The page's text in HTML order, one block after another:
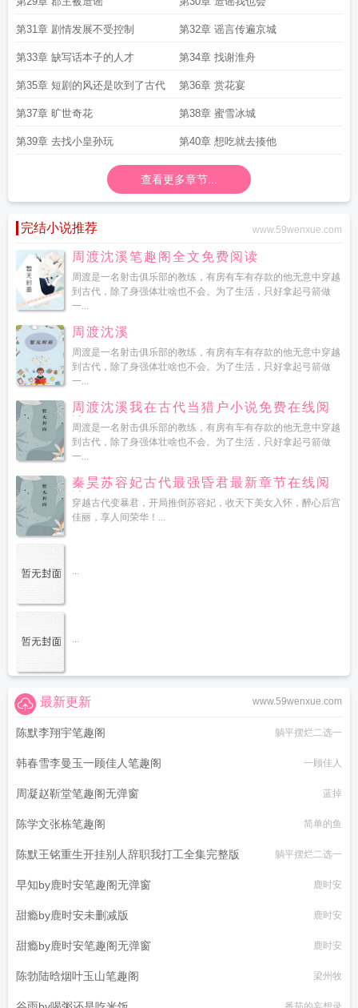
第31章 剧情发展不受控制 第32章 谣言传遍京城
第33章 缺写话本子的人才 第34章 找谢淮舟
第35章 短剧的风还是吹到了古代 第36章 赏花宴
第37章 旷世奇花 第38章 蜜雪冰城
第39章 去找小皇孙玩 第40章 想吃就去揍他
查看更多章节...
完结小说推荐 www.59wenxue.com
周渡沈溪笔趣阁全文免费阅读
周渡是一名射击俱乐部的教练，有房有车有存款的他无意中穿越
到古代，除了身强体壮啥也不会。为了生活，只好拿起弓箭做
一...
周渡沈溪
周渡是一名射击俱乐部的教练，有房有车有存款的他无意中穿越
到古代，除了身强体壮啥也不会。为了生活，只好拿起弓箭做
一...
周渡沈溪我在古代当猎户小说免费在线阅
读
周渡是一名射击俱乐部的教练，有房有车有存款的他无意中穿越
到古代，除了身强体壮啥也不会。为了生活，只好拿起弓箭做
一...
秦昊苏容妃古代最强昏君最新章节在线阅
读
穿越古代变暴君，开局推倒苏容妃，收天下美女入怀，醉心后宫
佳丽，享人间荣华！...
...
...
www.59wenxue.com
最新更新
陈默李翔宇笔趣阁 躺平摆烂二选一
韩春雪李曼玉一顾佳人笔趣阁 一顾佳人
周凝赵靳堂笔趣阁无弹窗 蓝掉
陈学文张栋笔趣阁 简单的鱼
陈默王铭重生开挂别人辞职我打工全集完整版 躺平摆烂二选一
早知by鹿时安笔趣阁无弹窗 鹿时安
甜瘾by鹿时安未删减版 鹿时安
甜瘾by鹿时安笔趣阁无弹窗 鹿时安
陈勃陆晗烟叶玉山笔趣阁 梁州牧